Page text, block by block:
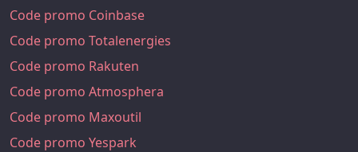
Code promo Coinbase
Code promo Totalenergies
Code promo Rakuten
Code promo Atmosphera
Code promo Maxoutil
Code promo Yespark